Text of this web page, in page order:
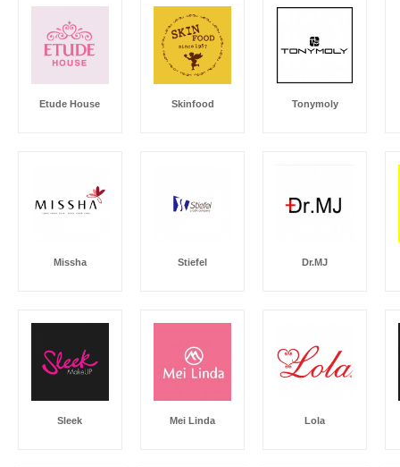
Etude House Skinfood Tonymoly
Missha Stiefel Dr.MJ
Sleek Mei Linda Lola